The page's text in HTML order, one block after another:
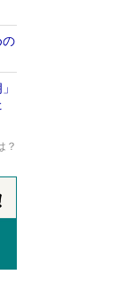
の
？